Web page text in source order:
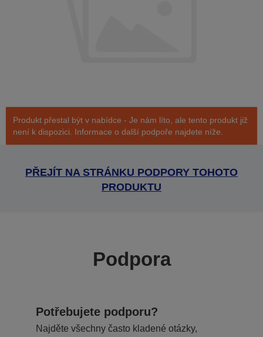
Produkt přestal být v nabídce - Je nám líto, ale tento produkt již
není k dispozici. Informace o další podpoře najdete níže.
PŘEJÍT NA STRÁNKU PODPORY TOHOTO
PRODUKTU
Podpora
Potřebujete podporu?
Najděte všechny často kladené otázky,